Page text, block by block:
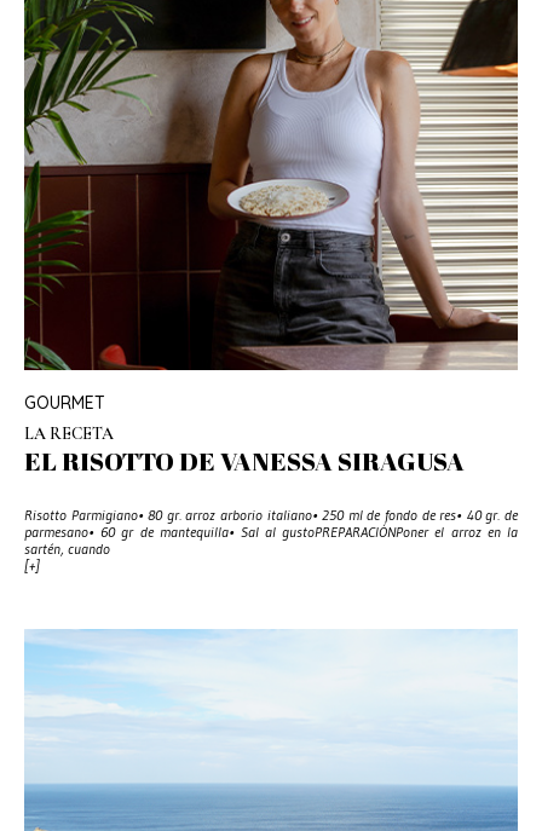
GOURMET
LA RECETA
EL RISOTTO DE VANESSA SIRAGUSA
Risotto Parmigiano• 80 gr. arroz arborio italiano• 250 ml de fondo de res• 40 gr. de
parmesano• 60 gr de mantequilla• Sal al gustoPREPARACIÓNPoner el arroz en la
sartén, cuando
[+]